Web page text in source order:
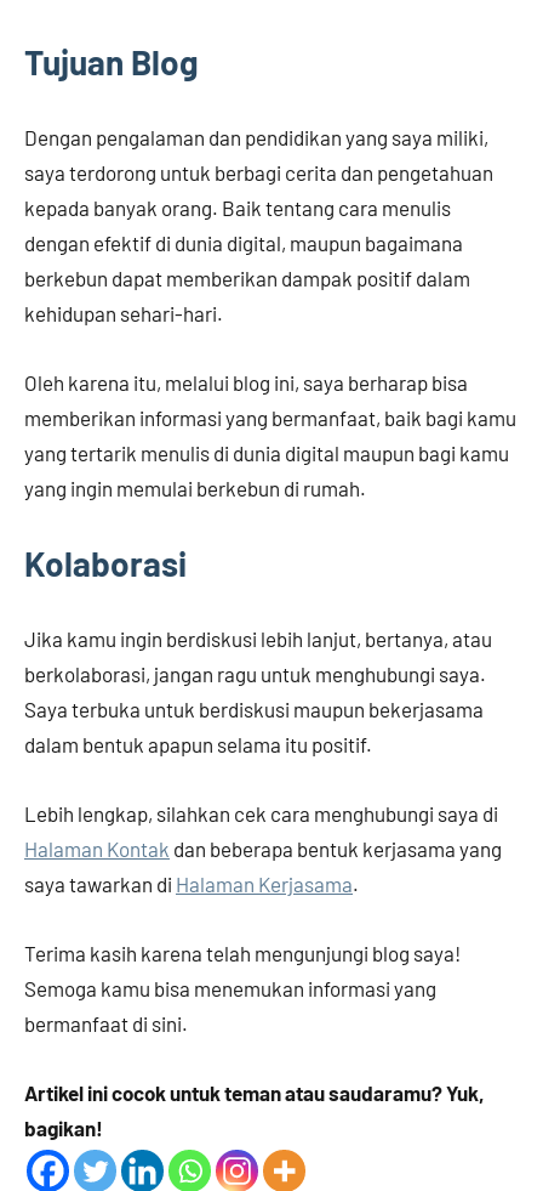
Tujuan Blog
Dengan pengalaman dan pendidikan yang saya miliki,
saya terdorong untuk berbagi cerita dan pengetahuan
kepada banyak orang. Baik tentang cara menulis
dengan efektif di dunia digital, maupun bagaimana
berkebun dapat memberikan dampak positif dalam
kehidupan sehari-hari.
Oleh karena itu, melalui blog ini, saya berharap bisa
memberikan informasi yang bermanfaat, baik bagi kamu
yang tertarik menulis di dunia digital maupun bagi kamu
yang ingin memulai berkebun di rumah.
Kolaborasi
Jika kamu ingin berdiskusi lebih lanjut, bertanya, atau
berkolaborasi, jangan ragu untuk menghubungi saya.
Saya terbuka untuk berdiskusi maupun bekerjasama
dalam bentuk apapun selama itu positif.
Lebih lengkap, silahkan cek cara menghubungi saya di
Halaman Kontak dan beberapa bentuk kerjasama yang
saya tawarkan di Halaman Kerjasama.
Terima kasih karena telah mengunjungi blog saya!
Semoga kamu bisa menemukan informasi yang
bermanfaat di sini.
Artikel ini cocok untuk teman atau saudaramu? Yuk,
bagikan!